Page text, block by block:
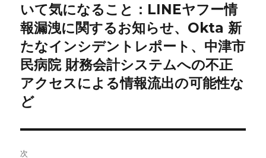
ナ
ビ
ゲ
ー
シ
ョ
の
投
稿:
いて気になること：LINEヤフー情
報漏洩に関するお知らせ、Okta 新
たなインシデントレポート、中津市
民病院 財務会計システムへの不正
アクセスによる情報流出の可能性な
ど
次